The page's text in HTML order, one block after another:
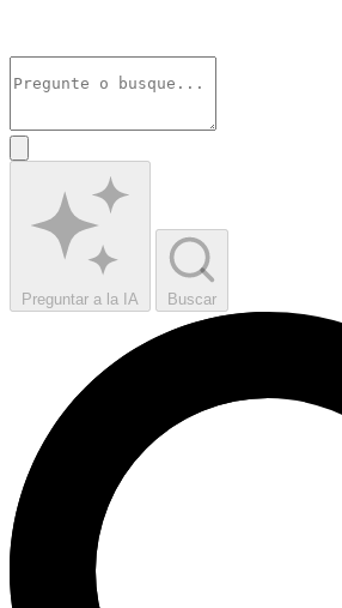
Preguntar a la IA Buscar